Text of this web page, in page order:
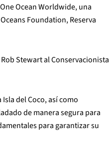
Ocean Worldwide, una
Foundation, Reserva
Stewart al Conservacionista
del Coco, así como
de manera segura para
para garantizar su